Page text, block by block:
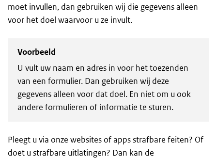
moet invullen, dan gebruiken wij die gegevens alleen
voor het doel waarvoor u ze invult.
Voorbeeld
U vult uw naam en adres in voor het toezenden
van een formulier. Dan gebruiken wij deze
gegevens alleen voor dat doel. En niet om u ook
andere formulieren of informatie te sturen.
Pleegt u via onze websites of apps strafbare feiten? Of
doet u strafbare uitlatingen? Dan kan de